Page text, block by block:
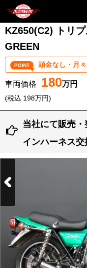
KZ650(C2) トリ
GREEN
POINT 頭金なし・月
180
(税込 198万円)
当社にて販売
インハーネス交